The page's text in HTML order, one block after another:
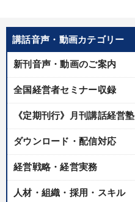
講話音声・動画カテゴリー
新刊音声・動画のご案内
全国経営者セミナー収録
《定期刊行》月刊講話経営塾
ダウンロード・配信対応
経営戦略・経営実務
人材・組織・採用・スキル